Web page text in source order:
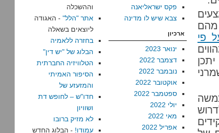
מהם
פי
– שמרני
פקס ישראליאנה
צבא שיש לו מדינה
ארכיון
ינואר 2023
דצמבר 2022
נובמבר 2022
אוקטובר 2022
ספטמבר 2022
יולי 2022
מאי 2022
אפריל 2022
וההשכלה
אתר "הלל" - האגודה
ליוצאים בשאלה
בחזרה ללאמיה
הבלוג של "יש דין"
הטלוויזיה החברתית
הסיפור האמיתי
והמזעזע של
חדו"ש – לחופש דת
ושוויון
לא מזיק ברובו
עמודו! - הבלוג החדש